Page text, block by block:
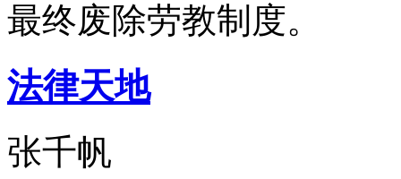
最终废除劳教制度。
法律天地
张千帆